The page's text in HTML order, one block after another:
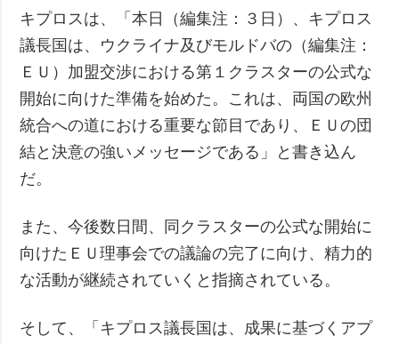
キプロスは、「本日（編集注：３日）、キプロス
議長国は、ウクライナ及びモルドバの（編集注：
ＥＵ）加盟交渉における第１クラスターの公式な
開始に向けた準備を始めた。これは、両国の欧州
統合への道における重要な節目であり、ＥＵの団
結と決意の強いメッセージである」と書き込ん
だ。
また、今後数日間、同クラスターの公式な開始に
向けたＥＵ理事会での議論の完了に向け、精力的
な活動が継続されていくと指摘されている。
そして、「キプロス議長国は、成果に基づくアプ